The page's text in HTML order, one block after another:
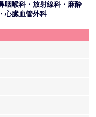
咽喉科・放射線科・麻酔
心臓血管外科